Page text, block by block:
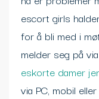
escort girls
for å bli med i
melder seg på
eskorte damer
via PC, mobil